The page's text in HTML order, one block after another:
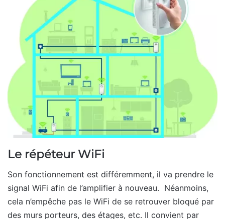
Le répéteur WiFi
Son fonctionnement est différemment, il va prendre le
signal WiFi afin de l’amplifier à nouveau. Néanmoins,
cela n’empêche pas le WiFi de se retrouver bloqué par
des murs porteurs, des étages, etc. Il convient par